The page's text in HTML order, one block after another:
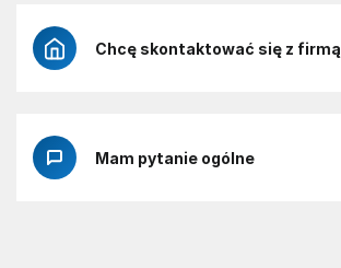
Chcę skontaktować się z firmą
Mam pytanie ogólne